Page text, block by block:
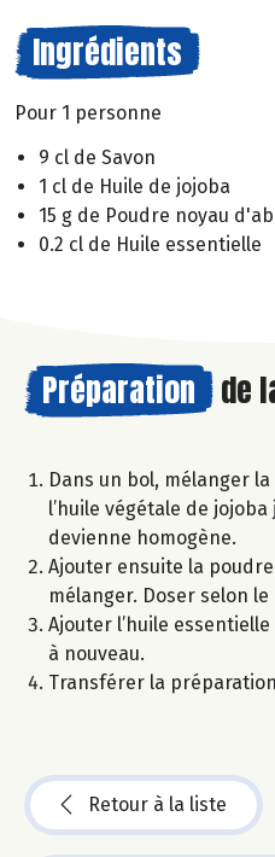
Ingrédients
Pour 1 personne
9 cl de Savon
1 cl de Huile de jojoba
15 g de Poudre noyau
0.2 cl de Huile essentielle
Préparation de
Dans un bol, mélanger
l’huile végétale de jojoba
devienne homogène.
Ajouter ensuite la
mélanger. Doser selon
Ajouter l’huile
à nouveau.
Transférer la
Retour à la liste